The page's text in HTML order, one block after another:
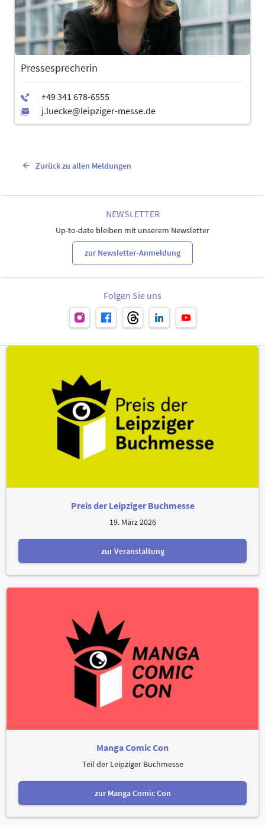
Pressesprecherin
Zurück zu allen Meldungen
NEWSLETTER
Up-to-date bleiben mit unserem Newsletter
zur Newsletter-Anmeldung
Folgen Sie uns
Preis der Leipziger Buchmesse
19. März 2026
zur Veranstaltung
Manga Comic Con
Teil der Leipziger Buchmesse
zur Manga Comic Con